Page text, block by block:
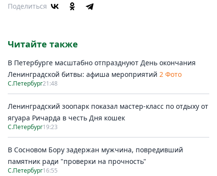
Поделиться
Читайте также
В Петербурге масштабно отпразднуют День окончания
Ленинградской битвы: афиша мероприятий 2 Фото
С.Петербург21:48
Ленинградский зоопарк показал мастер-класс по отдыху от
ягуара Ричарда в честь Дня кошек
С.Петербург19:23
В Сосновом Бору задержан мужчина, повредивший
памятник ради "проверки на прочность"
С.Петербург16:55